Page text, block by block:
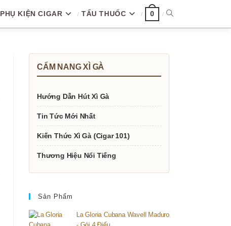
PHỤ KIỆN CIGAR TẨU THUỐC 0 TOGGLE
CẨM NANG XÌ GÀ
Hướng Dẫn Hút Xì Gà
Tin Tức Mới Nhất
Kiến Thức Xì Gà (Cigar 101)
Thương Hiệu Nổi Tiếng
Sản Phẩm
La Gloria Cubana Wavell Maduro